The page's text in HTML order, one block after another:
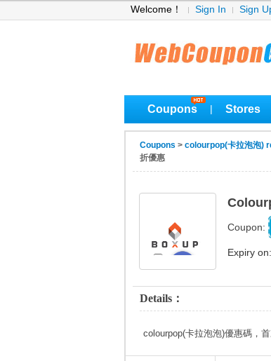
Welcome！ Sign In Sign
Coupons Stores
Coupons > colourpop(卡拉泡泡)
折優惠
Coupon:
Expiry
Details：
colourpop(卡拉泡泡)優惠碼，